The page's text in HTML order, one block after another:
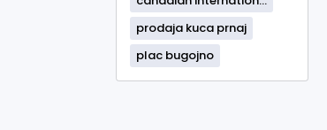
prodaja kuca prnaj
plac bugojno